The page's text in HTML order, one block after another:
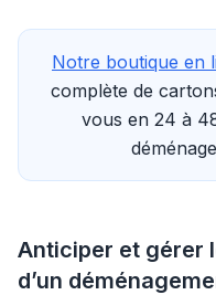
Notre boutique en
complète de
vous en 24 à
Anticiper et gérer
d’un